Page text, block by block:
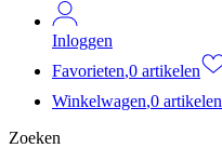
Inloggen
Favorieten,0 artikelen
Winkelwagen,0 artikelen
Zoeken